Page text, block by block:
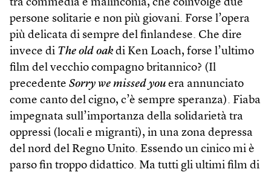
tra commedia e malinconia, che coinvolge due
persone solitarie e non più giovani. Forse l’opera
più delicata di sempre del finlandese. Che dire
invece di The old oak di Ken Loach, forse l’ultimo
film del vecchio compagno britannico? (Il
precedente Sorry we missed you era annunciato
come canto del cigno, c’è sempre speranza). Fiaba
impegnata sull’importanza della solidarietà tra
oppressi (locali e migranti), in una zona depressa
del nord del Regno Unito. Essendo un cinico mi è
parso fin troppo didattico. Ma tutti gli ultimi film di